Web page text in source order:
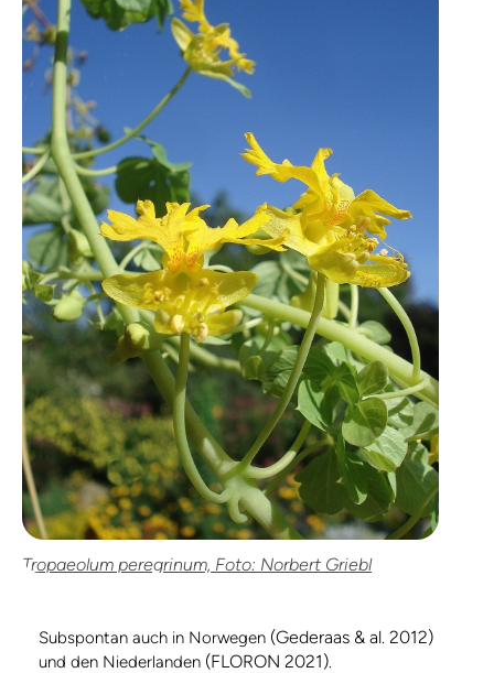
Tropaeolum peregrinum, Foto: Norbert Griebl
Subspontan auch in Norwegen (Gederaas & al. 2012)
und den Niederlanden (FLORON 2021).